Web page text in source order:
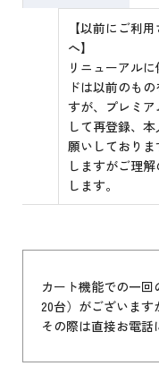
【以前にご利
へ】
リニューアル
ドは以前のも
すが、プレミ
して再登録、
願いしており
しますがご理
します。
カート機能での一
20台）がございます
その際は直接お電話